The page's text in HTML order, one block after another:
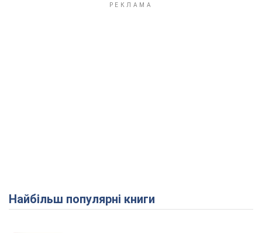
Найбільш популярні книги